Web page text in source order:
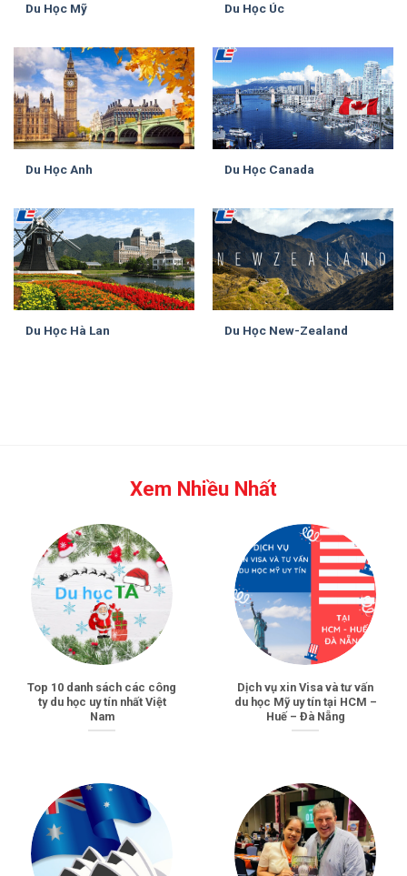
Du Học Mỹ Du Học Úc
Du Học Anh Du Học Canada
Du Học Hà Lan Du Học New-Zealand
Xem Nhiều Nhất
Top 10 danh sách các công
ty du học uy tín nhất Việt
Nam
Dịch vụ xin Visa và tư vấn
du học Mỹ uy tín tại HCM –
Huế – Đà Nẵng